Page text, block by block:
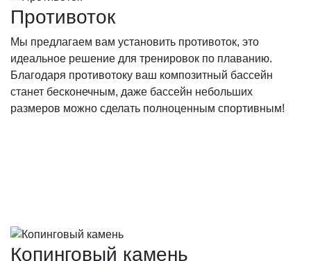
Противоток
Мы предлагаем вам установить противоток, это
идеальное решение для тренировок по плаванию.
Благодаря противотоку ваш композитный бассейн
станет бесконечным, даже бассейн небольших
размеров можно сделать полноценным спортивным!
Копинговый камень